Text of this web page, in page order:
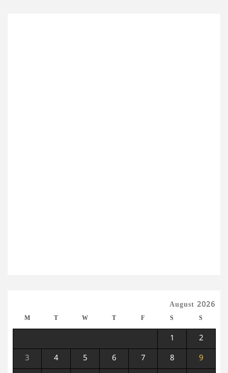
August 2026
M T W T F S S
1 2
3 4 5 6 7 8 9